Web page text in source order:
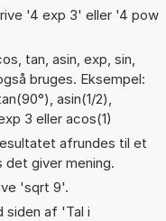
'4 exp 3' eller '4 pow
tan, asin, exp, sin,
bruges. Eksempel:
asin(1/2),
3 eller acos(1)
afrundes til et
det giver mening.
'sqrt 9'.
siden af 'Tal i